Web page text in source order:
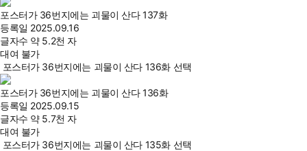
포스터가 36번지에는 괴물이 산다 137화
등록일 2025.09.16
글자수 약 5.2천 자
대여 불가
포스터가 36번지에는 괴물이 산다 136화 선택
포스터가 36번지에는 괴물이 산다 136화
등록일 2025.09.15
글자수 약 5.7천 자
대여 불가
포스터가 36번지에는 괴물이 산다 135화 선택